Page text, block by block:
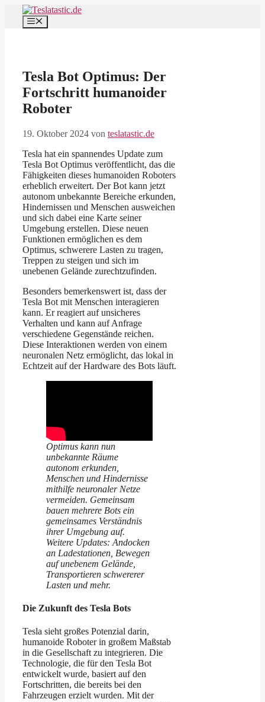
Inhalt
springen
Menü
Tesla Bot Optimus: Der
Fortschritt humanoider
Roboter
19. Oktober 2024 von teslatastic.de
Tesla hat ein spannendes Update zum
Tesla Bot Optimus veröffentlicht, das die
Fähigkeiten dieses humanoiden Roboters
erheblich erweitert. Der Bot kann jetzt
autonom unbekannte Bereiche erkunden,
Hindernissen und Menschen ausweichen
und sich dabei eine Karte seiner
Umgebung erstellen. Diese neuen
Funktionen ermöglichen es dem
Optimus, schwerere Lasten zu tragen,
Treppen zu steigen und sich im
unebenen Gelände zurechtzufinden.
Besonders bemerkenswert ist, dass der
Tesla Bot mit Menschen interagieren
kann. Er reagiert auf unsicheres
Verhalten und kann auf Anfrage
verschiedene Gegenstände reichen.
Diese Interaktionen werden von einem
neuronalen Netz ermöglicht, das lokal in
Echtzeit auf der Hardware des Bots läuft.
Optimus kann nun
unbekannte Räume
autonom erkunden,
Menschen und Hindernisse
mithilfe neuronaler Netze
vermeiden. Gemeinsam
bauen mehrere Bots ein
gemeinsames Verständnis
ihrer Umgebung auf.
Weitere Updates: Andocken
an Ladestationen, Bewegen
auf unebenem Gelände,
Transportieren schwererer
Lasten und mehr.
Die Zukunft des Tesla Bots
Tesla sieht großes Potenzial darin,
humanoide Roboter in großem Maßstab
in die Gesellschaft zu integrieren. Die
Technologie, die für den Tesla Bot
entwickelt wurde, basiert auf den
Fortschritten, die bereits bei den
Fahrzeugen erzielt wurden. Mit der